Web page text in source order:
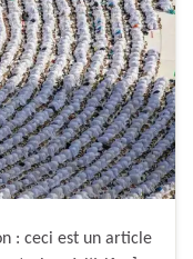
: ceci est un article